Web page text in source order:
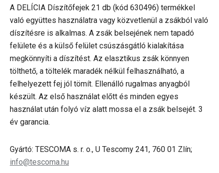
A DELÍCIA Díszítőfejek 21 db (kód 630496) termékkel
való együttes használatra vagy közvetlenül a zsákból való
díszítésre is alkalmas. A zsák belsejének nem tapadó
felülete és a külső felület csúszásgátló kialakítása
megkönnyíti a díszítést. Az elasztikus zsák könnyen
tölthető, a töltelék maradék nélkül felhasználható, a
felhelyezett fej jól tömít. Ellenálló rugalmas anyagból
készült. Az első használat előtt és minden egyes
használat után folyó víz alatt mossa el a zsák belsejét. 3
év garancia.
Gyártó: TESCOMA s. r. o., U Tescomy 241, 760 01 Zlín;
info@tescoma.hu